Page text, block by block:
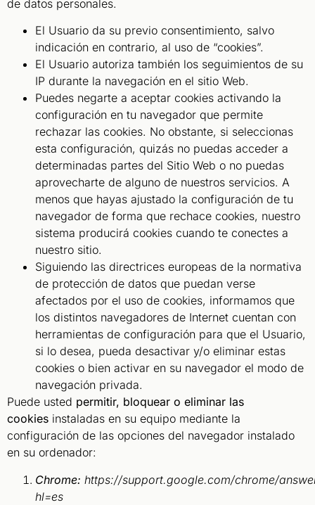
de datos personales.
El Usuario da su previo consentimiento, salvo
indicación en contrario, al uso de “cookies”.
El Usuario autoriza también los seguimientos de su
IP durante la navegación en el sitio Web.
Puedes negarte a aceptar cookies activando la
configuración en tu navegador que permite
rechazar las cookies. No obstante, si seleccionas
esta configuración, quizás no puedas acceder a
determinadas partes del Sitio Web o no puedas
aprovecharte de alguno de nuestros servicios. A
menos que hayas ajustado la configuración de tu
navegador de forma que rechace cookies, nuestro
sistema producirá cookies cuando te conectes a
nuestro sitio.
Siguiendo las directrices europeas de la normativa
de protección de datos que puedan verse
afectados por el uso de cookies, informamos que
los distintos navegadores de Internet cuentan con
herramientas de configuración para que el Usuario,
si lo desea, pueda desactivar y/o eliminar estas
cookies o bien activar en su navegador el modo de
navegación privada.
Puede usted permitir, bloquear o eliminar las
cookies instaladas en su equipo mediante la
configuración de las opciones del navegador instalado
en su ordenador:
Chrome: https://support.google.com/chrome/
hl=es